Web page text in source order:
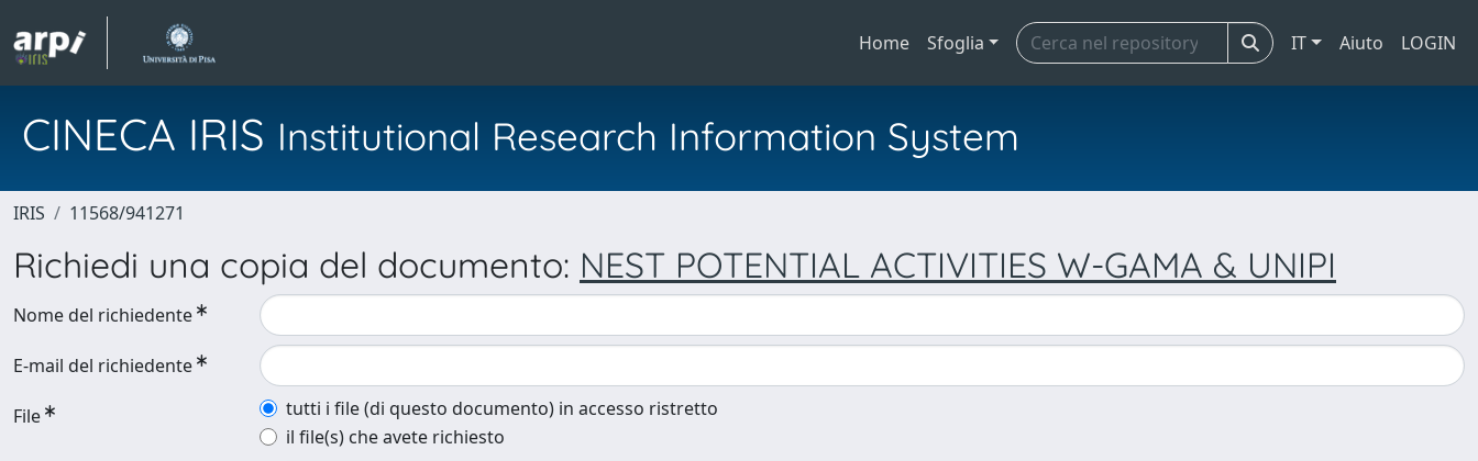
Home Sfoglia IT Aiuto LOGIN
CINECA IRIS Institutional Research Information System
IRIS 11568/941271
Richiedi una copia del documento: NEST POTENTIAL ACTIVITIES W-GAMA & UNIPI
Nome del richiedente
E-mail del richiedente
File
tutti i file (di questo documento) in accesso ristretto
il file(s) che avete richiesto